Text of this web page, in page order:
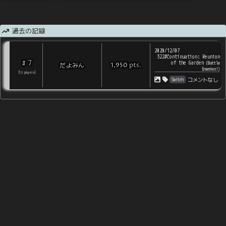
過去の記録
# 7
10 players
だよみん 1,950 pts.
2020/12/07
322#Continuation: Reunion
of the Garden (Battle
Enemies!)
Switch
コメントなし